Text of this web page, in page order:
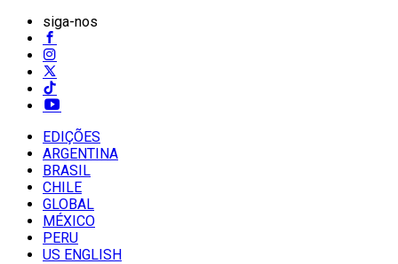
siga-nos
EDIÇÕES
ARGENTINA
BRASIL
CHILE
GLOBAL
MÉXICO
PERU
US ENGLISH